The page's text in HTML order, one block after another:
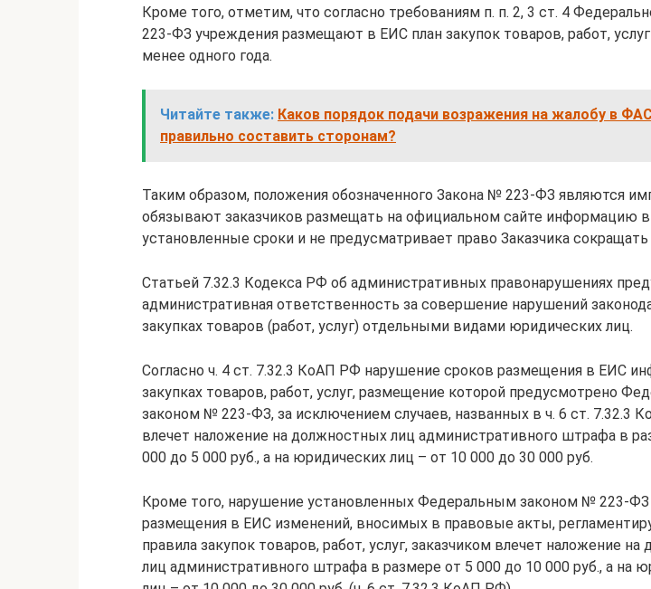
Кроме того, отметим, что согласно требованиям п. п. 2, 3 ст. 4
223-ФЗ учреждения размещают в ЕИС план закупок товаров, работ,
менее одного года.
Читайте также: Каков порядок подачи возражения на жалобу в
правильно составить сторонам?
Таким образом, положения обозначенного Закона № 223-ФЗ являются
обязывают заказчиков размещать на официальном сайте информацию в
установленные сроки и не предусматривает право Заказчика сокращать
Статьей 7.32.3 Кодекса РФ об административных правонарушениях
административная ответственность за совершение нарушений
закупках товаров (работ, услуг) отдельными видами юридических лиц.
Согласно ч. 4 ст. 7.32.3 КоАП РФ нарушение сроков размещения в ЕИС
закупках товаров, работ, услуг, размещение которой предусмотрено
законом № 223-ФЗ, за исключением случаев, названных в ч. 6 ст. 7.32.3
влечет наложение на должностных лиц административного штрафа в
000 до 5 000 руб., а на юридических лиц – от 10 000 до 30 000 руб.
Кроме того, нарушение установленных Федеральным законом № 223-ФЗ
размещения в ЕИС изменений, вносимых в правовые акты,
правила закупок товаров, работ, услуг, заказчиком влечет наложение
лиц административного штрафа в размере от 5 000 до 10 000 руб., а на